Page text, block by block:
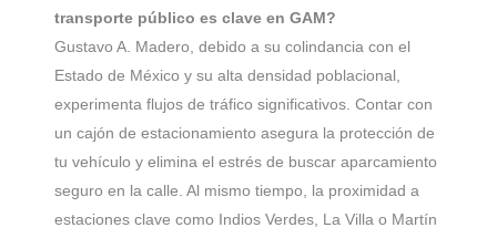
transporte público es clave en GAM?
Gustavo A. Madero, debido a su colindancia con el
Estado de México y su alta densidad poblacional,
experimenta flujos de tráfico significativos. Contar con
un cajón de estacionamiento asegura la protección de
tu vehículo y elimina el estrés de buscar aparcamiento
seguro en la calle. Al mismo tiempo, la proximidad a
estaciones clave como Indios Verdes, La Villa o Martín